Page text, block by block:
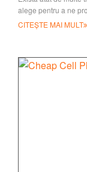
alege pentru a ne
materiale (plastic, moi
CITEȘTE MAI MULT